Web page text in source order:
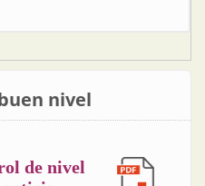
nivel
de nivel